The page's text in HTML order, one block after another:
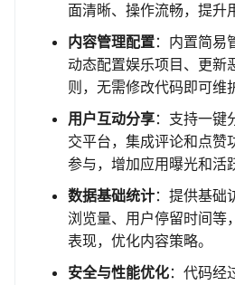
面清晰、操作流畅，提升
内容管理配置：内置简易
动态配置娱乐项目、更新
则，无需修改代码即可维
用户互动分享：支持一键
交平台，集成评论和点赞
参与，增加应用曝光和活
数据基础统计：提供基础
浏览量、用户停留时间等
表现，优化内容策略。
安全与性能优化：代码经